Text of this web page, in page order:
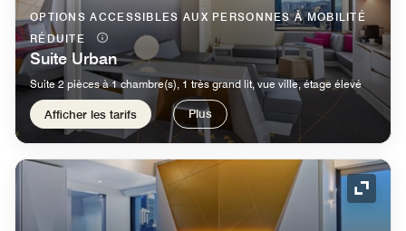
OPTIONS ACCESSIBLES AUX PERSONNES À MOBILITÉ
RÉDUITE
Suite Urban
Suite 2 pièces à 1 chambre(s), 1 très grand lit, vue ville, étage élevé
Afficher les tarifs Plus
Icône